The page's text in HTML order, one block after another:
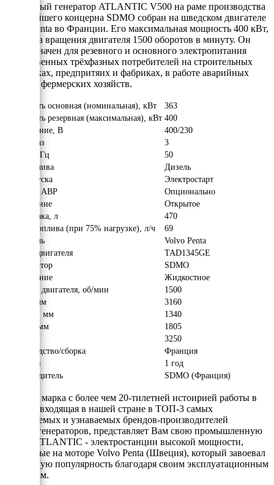
Дизельный генератор ATLANTIC V500 на раме производства
известейшего концерна SDMO собран на шведском двигателе
Volvo Penta во Франции. Его максимальная мощность 400 кВт,
а частота вращения двигателя 1500 оборотов в минуту. Он
предназначен для резевного и основного электропитания
ответственных трёхфазных потребителей на строительных
площадках, предпритяих и фабриках, в работе аварийных
служб и фермерских хозяйств.
Мощность основная (номинальная), кВт
363
Мощность резервная (максимальная), кВт 400
Напряжение, В
400/230
Число фаз
3
Частота, Гц
50
Вид топлива
Дизель
Тип запуска
Электростарт
Наличие АВР
Опционально
Исполнение
Открытое
Объём бака, л
470
Расход топлива (при 75% нагрузке), л/ч
69
Двигатель
Volvo Penta
Модель двигателя
TAD1345GE
Альтернатор
SDMO
Охлаждение
Жидкостное
Обороты двигателя, об/мин
1500
Длина, мм
3160
Ширина, мм
1340
Высота, мм
1805
3250
Производство/сборка
Франция
Гарантия
1 год
Производитель
SDMO (Франция)
SDMO - марка с более чем 20-тилетней истоирией работы в
России, входящая в нашей стране в ТОП-3 самых
продаваемых и узнаваемых брендов-производителей
электрогенераторов, представляет Вам свою промышленную
серию ATLANTIC - электростанции высокой мощности,
собранные на моторе Volvo Penta (Швеция), который завоевал
всемирную популярность благодаря своим эксплуатационным
качествам.